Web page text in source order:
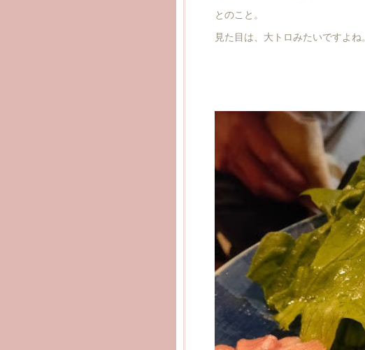
とのこと。
見た目は、大トロみたいですよね。